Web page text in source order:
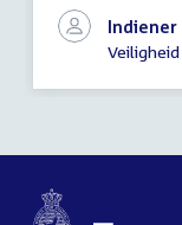
Indiener
Veiligheid